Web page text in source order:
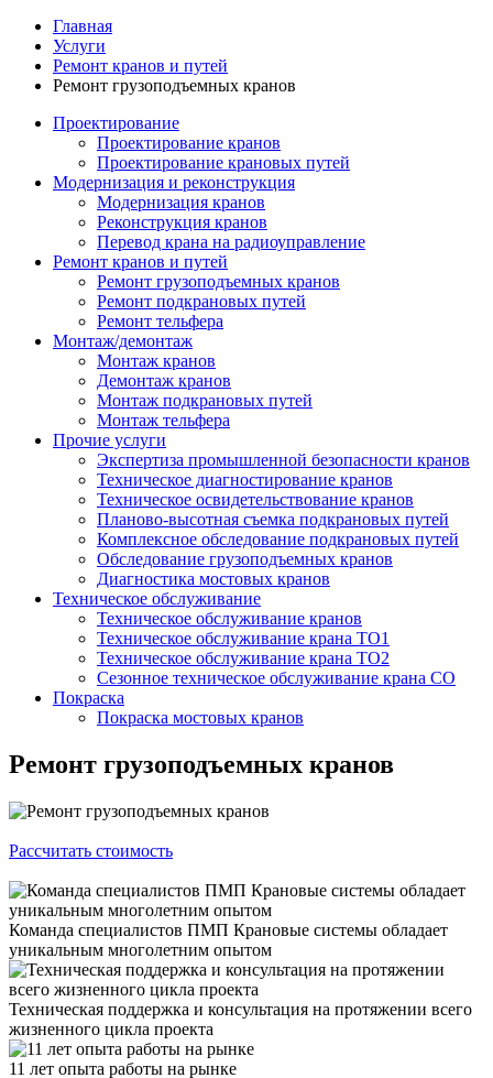
Главная
Услуги
Ремонт кранов и путей
Ремонт грузоподъемных кранов
Проектирование
Проектирование кранов
Проектирование крановых путей
Модернизация и реконструкция
Модернизация кранов
Реконструкция кранов
Перевод крана на радиоуправление
Ремонт кранов и путей
Ремонт грузоподъемных кранов
Ремонт подкрановых путей
Ремонт тельфера
Монтаж/демонтаж
Монтаж кранов
Демонтаж кранов
Монтаж подкрановых путей
Монтаж тельфера
Прочие услуги
Экспертиза промышленной безопасности кранов
Техническое диагностирование кранов
Техническое освидетельствование кранов
Планово-высотная съемка подкрановых путей
Комплексное обследование подкрановых путей
Обследование грузоподъемных кранов
Диагностика мостовых кранов
Техническое обслуживание
Техническое обслуживание кранов
Техническое обслуживание крана ТО1
Техническое обслуживание крана ТО2
Сезонное техническое обслуживание крана СО
Покраска
Покраска мостовых кранов
Ремонт грузоподъемных кранов
Рассчитать стоимость
Команда специалистов ПМП Крановые системы обладает
уникальным многолетним опытом
Техническая поддержка и консультация на протяжении всего
жизненного цикла проекта
11 лет опыта работы на рынке